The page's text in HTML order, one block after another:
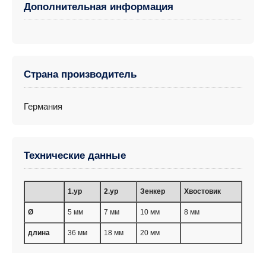
Дополнительная информация
Страна производитель
Германия
Технические данные
1.ур 2.ур Зенкер Хвостовик
Ø 5 мм 7 мм 10 мм 8 мм
длина 36 мм 18 мм 20 мм